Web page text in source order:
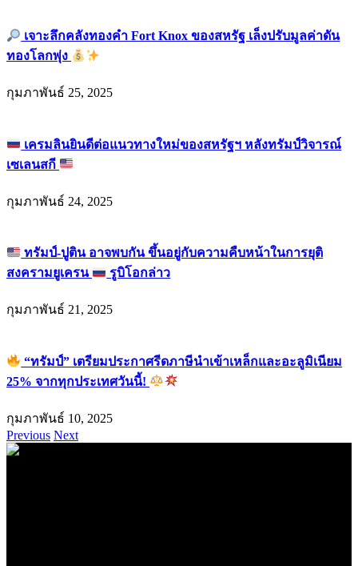
เจาะลึกคลังทองคำ Fort Knox ของสหรัฐ เล็งปรับมูลค่าดัน
ทองโลกพุ่ง
กุมภาพันธ์ 25, 2025
เครมลินยินดีต่อแนวทางใหม่ของสหรัฐฯ หลังทรัมป์วิจารณ์
เซเลนสกี
กุมภาพันธ์ 24, 2025
ทรัมป์-ปูติน อาจพบกัน ขึ้นอยู่กับความคืบหน้าในการยุติ
สงครามยูเครน
รูบิโอกล่าว
กุมภาพันธ์ 21, 2025
“ทรัมป์” เตรียมประกาศรีดภาษีนำเข้าเหล็กและอะลูมิเนียม
25% จากทุกประเทศวันนี้!
กุมภาพันธ์ 10, 2025
Previous Next